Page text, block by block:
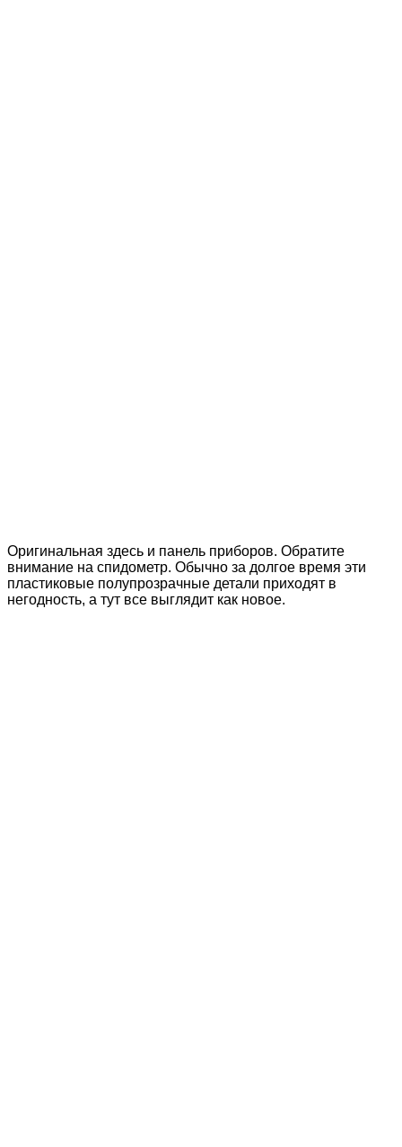
Оригинальная здесь и панель приборов. Обратите
внимание на спидометр. Обычно за долгое время эти
пластиковые полупрозрачные детали приходят в
негодность, а тут все выглядит как новое.